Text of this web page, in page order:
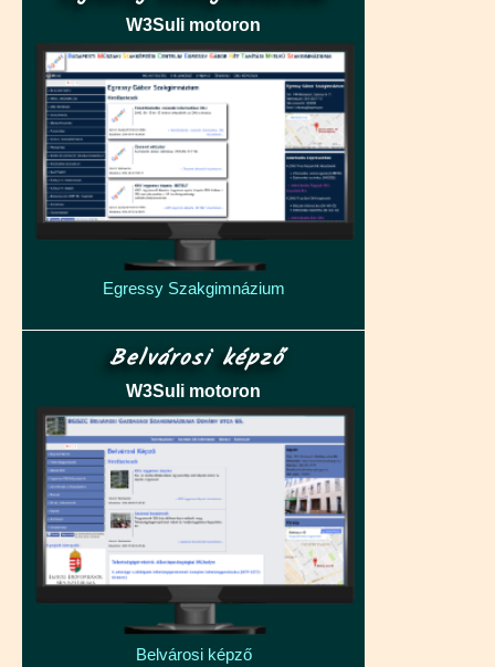
W3Suli motoron
Egressy Szakgimnázium
Belvárosi képző
W3Suli motoron
Belvárosi képző